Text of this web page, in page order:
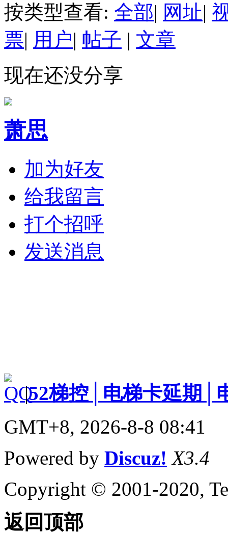
按类型查看: 全部| 网址|
票| 用户| 帖子 | 文章
现在还没分享
萧思
加为好友
给我留言
打个招呼
发送消息
|52梯控│电梯卡延期│
GMT+8, 2026-8-8 08:41
Powered by Discuz! X3.4
Copyright © 2001-2020,
返回顶部